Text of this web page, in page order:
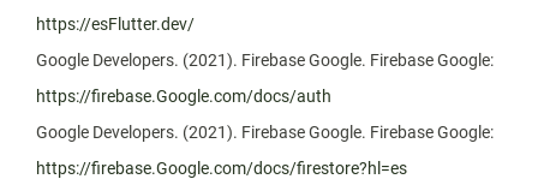
https://esFlutter.dev/
Google Developers. (2021). Firebase Google. Firebase Google:
https://firebase.Google.com/docs/auth
Google Developers. (2021). Firebase Google. Firebase Google:
https://firebase.Google.com/docs/firestore?hl=es